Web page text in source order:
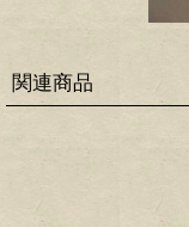
関連商品